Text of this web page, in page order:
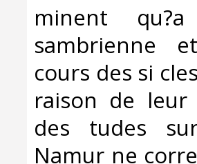
minent
sambrienne
cours des si
raison de
des tudes
Namur ne